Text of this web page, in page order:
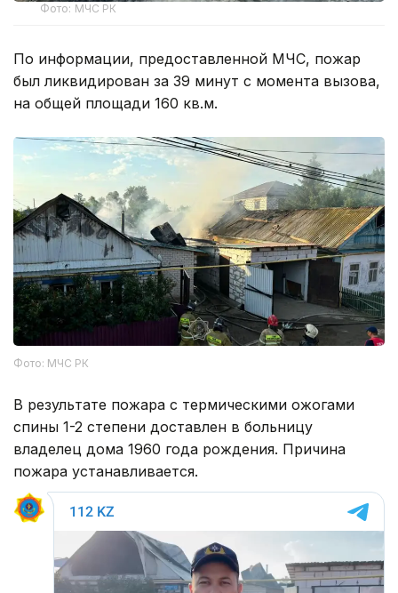
Фото: МЧС РК
По информации, предоставленной МЧС, пожар
был ликвидирован за 39 минут с момента вызова,
на общей площади 160 кв.м.
Фото: МЧС РК
В результате пожара с термическими ожогами
спины 1-2 степени доставлен в больницу
владелец дома 1960 года рождения. Причина
пожара устанавливается.